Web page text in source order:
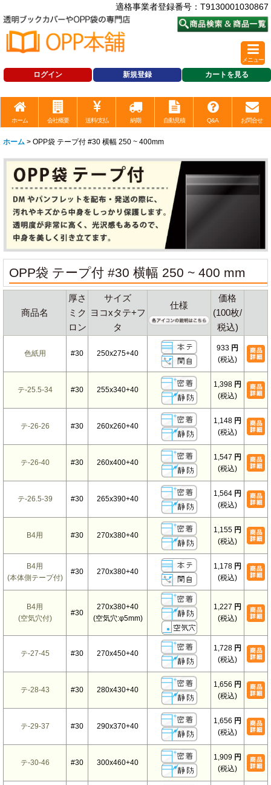
適格事業者登録番号：T9130001030867
ログイン 新規登録 カートを見る
メニュー
ホーム 会社概要 送料/支払 納期 自動見積 Q&A お問合せ
ホーム > OPP袋 テープ付 #30 横幅 250 ~ 400mm
OPP袋 テープ付 #30 横幅 250 ~ 400 mm
商品名
厚さ
ミク
ロン
サイズ
ヨコxタテ+フ
タ
仕様
価格
(100枚/
税込)
色紙用 #30 250x275+40
933 円
(税込)
テ-25.5-34 #30 255x340+40
1,398 円
(税込)
テ-26-26 #30 260x260+40
1,148 円
(税込)
テ-26-40 #30 260x400+40
1,547 円
(税込)
テ-26.5-39 #30 265x390+40
1,564 円
(税込)
B4用 #30 270x380+40
1,155 円
(税込)
B4用
(本体側テープ付)
#30 270x380+40
1,178 円
(税込)
B4用
(空気穴付)
#30
270x380+40
(空気穴:φ5mm)
1,227 円
(税込)
テ-27-45 #30 270x450+40
1,728 円
(税込)
テ-28-43 #30 280x430+40
1,656 円
(税込)
テ-29-37 #30 290x370+40
1,656 円
(税込)
テ-30-46 #30 300x460+40
1,909 円
(税込)